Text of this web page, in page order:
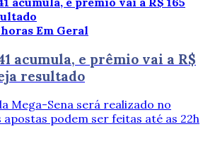
horas Em Geral
acumula, e prêmio vai a R$
resultado
Mega-Sena será realizado no
podem ser feitas até as 22h